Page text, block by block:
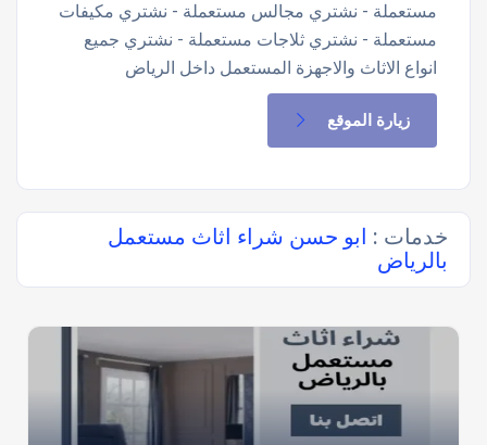
مستعملة - نشتري مجالس مستعملة - نشتري مكيفات
مستعملة - نشتري ثلاجات مستعملة - نشتري جميع
انواع الاثاث والاجهزة المستعمل داخل الرياض
زيارة الموقع
خدمات :
ابو حسن شراء اثاث مستعمل
بالرياض